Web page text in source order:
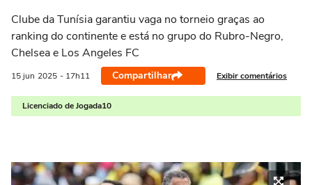
Clube da Tunísia garantiu vaga no torneio graças ao
ranking do continente e está no grupo do Rubro-Negro,
Chelsea e Los Angeles FC
15 jun 2025 - 17h11 Compartilhar Exibir comentários
Licenciado de Jogada10